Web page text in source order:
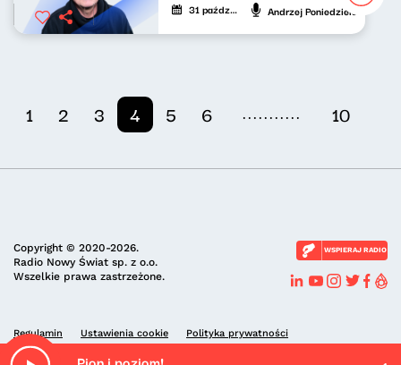
31 października 2021 Andrzej Poniedzielski
1 2 3 4 5 6 ........... 10
Copyright © 2020-2026.
Radio Nowy Świat sp. z o.o.
Wszelkie prawa zastrzeżone.
WSPIERAJ RADIO
Regulamin Ustawienia cookie Polityka prywatności